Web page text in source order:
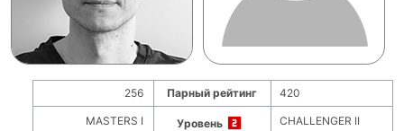
256 Парный рейтинг 420
MASTERS I Уровень CHALLENGER II